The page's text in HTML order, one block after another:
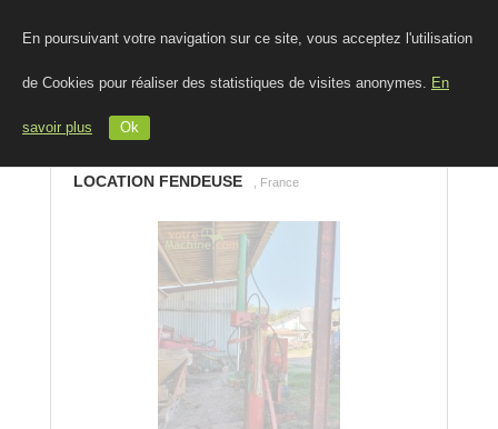
En poursuivant votre navigation sur ce site, vous acceptez l'utilisation
de Cookies pour réaliser des statistiques de visites anonymes. En
savoir plus Ok
LOCATION FENDEUSE , France